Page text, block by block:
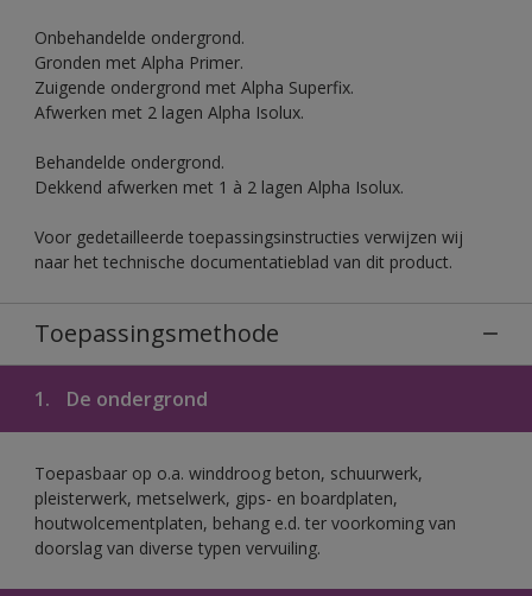
Onbehandelde ondergrond.
Gronden met Alpha Primer.
Zuigende ondergrond met Alpha Superfix.
Afwerken met 2 lagen Alpha Isolux.
Behandelde ondergrond.
Dekkend afwerken met 1 à 2 lagen Alpha Isolux.
Voor gedetailleerde toepassingsinstructies verwijzen wij
naar het technische documentatieblad van dit product.
Toepassingsmethode
1. De ondergrond
Toepasbaar op o.a. winddroog beton, schuurwerk,
pleisterwerk, metselwerk, gips- en boardplaten,
houtwolcementplaten, behang e.d. ter voorkoming van
doorslag van diverse typen vervuiling.